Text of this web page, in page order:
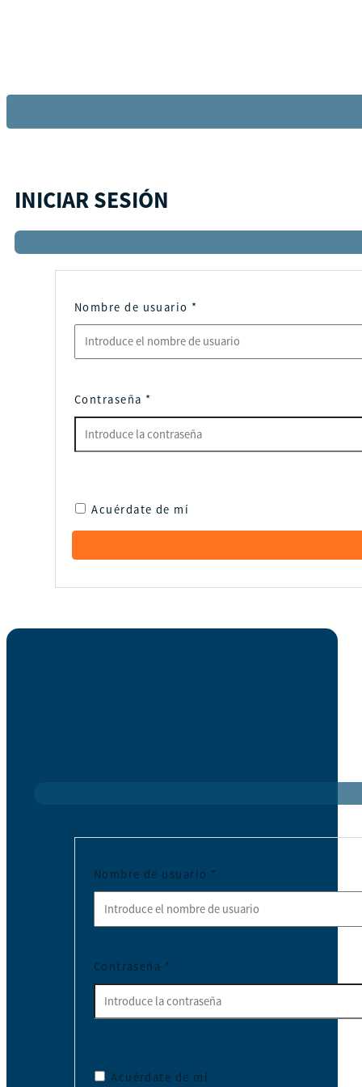
INICIAR SESIÓN
Nombre de usuario *
Contraseña *
Acuérdate de mí
Nombre de usuario *
Contraseña *
Acuérdate de mí